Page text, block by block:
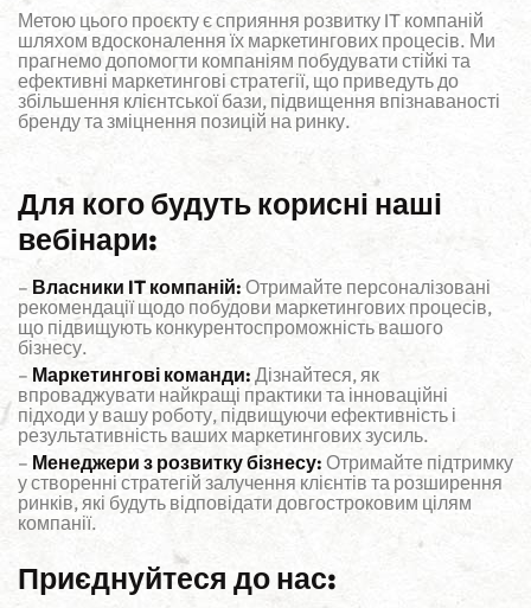
Метою цього проєкту є сприяння розвитку IT компаній
шляхом вдосконалення їх маркетингових процесів. Ми
прагнемо допомогти компаніям побудувати стійкі та
ефективні маркетингові стратегії, що приведуть до
збільшення клієнтської бази, підвищення впізнаваності
бренду та зміцнення позицій на ринку.
Для кого будуть корисні наші
вебінари:
– Власники IT компаній: Отримайте персоналізовані
рекомендації щодо побудови маркетингових процесів,
що підвищують конкурентоспроможність вашого
бізнесу.
– Маркетингові команди: Дізнайтеся, як
впроваджувати найкращі практики та інноваційні
підходи у вашу роботу, підвищуючи ефективність і
результативність ваших маркетингових зусиль.
– Менеджери з розвитку бізнесу: Отримайте підтримку
у створенні стратегій залучення клієнтів та розширення
ринків, які будуть відповідати довгостроковим цілям
компанії.
Приєднуйтеся до нас: